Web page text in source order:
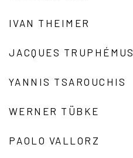
IVAN THEIMER
JACQUES TRUPHÉMUS
YANNIS TSAROUCHIS
WERNER TÜBKE
PAOLO VALLORZ